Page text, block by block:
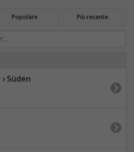
Popolare Più recente
Süden